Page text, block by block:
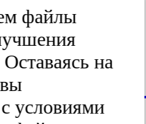
doi.org/
файлы
на
условиями